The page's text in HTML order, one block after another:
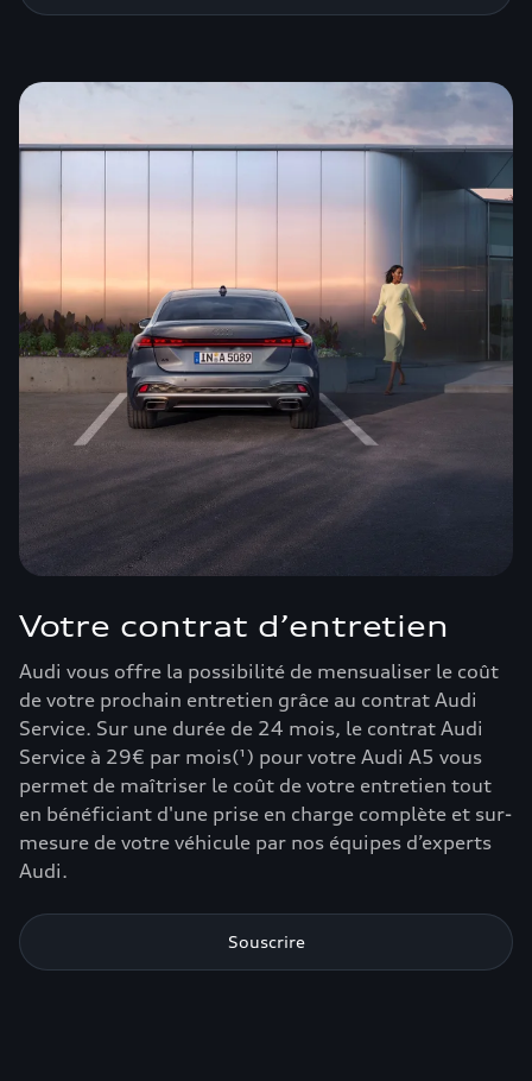
Votre contrat d’entretien
Audi vous offre la possibilité de mensualiser le coût
de votre prochain entretien grâce au contrat Audi
Service. Sur une durée de 24 mois, le contrat Audi
Service à 29€ par mois(¹) pour votre Audi A5 vous
permet de maîtriser le coût de votre entretien tout
en bénéficiant d'une prise en charge complète et sur-
mesure de votre véhicule par nos équipes d’experts
Audi.
Souscrire